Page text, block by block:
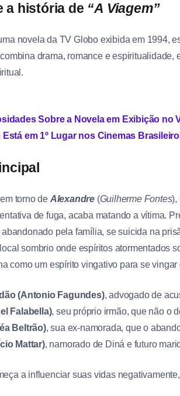
a história de “A Viagem”
novela da TV Globo exibida em 1994,
drama, romance e
Sobre a Novela em Exibição no
Está em 1º Lugar nos Cinemas
torno de Alexandre (Guilherme Fontes),
de fuga, acaba matando a vítima.
pela família, se suicida na
sombrio onde espíritos atormentados
como um espírito vingativo para se
(Antonio Fagundes), advogado de
Falabella), seu próprio irmão, que não o
Beltrão), sua ex-namorada, que o
Mattar), namorado de Diná e futuro
a influenciar suas vidas